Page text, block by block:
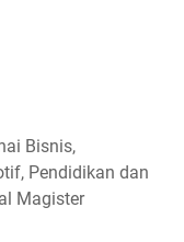
Bisnis,
Pendidikan dan
Magister